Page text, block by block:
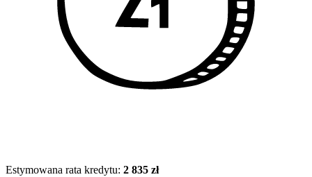
Estymowana rata kredytu: 2 835 zł